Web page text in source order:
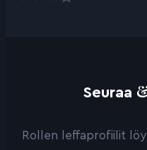
Seuraa
Rollen leffaprofiilit